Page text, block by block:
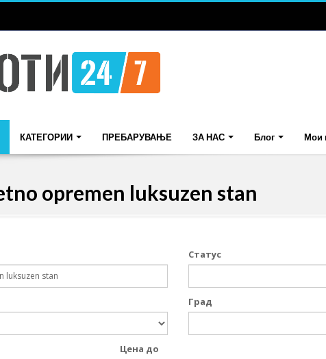
КАТЕГОРИИ ПРЕБАРУВАЊЕ ЗА НАС Блог Мои
opremen luksuzen stan
Статус
Град
Цена до